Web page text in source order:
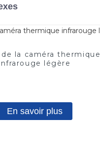
de la caméra thermique
légère
En savoir plus